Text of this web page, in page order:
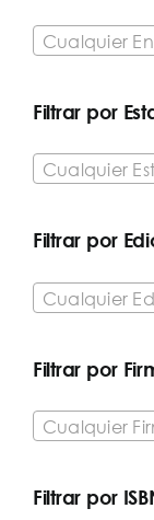
Cualquier
Filtrar por
Filtrar por
Cualquier
Filtrar por
Cualquier
Filtrar por